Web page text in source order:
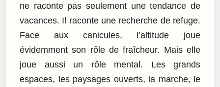
ne raconte pas seulement une tendance de
vacances. Il raconte une recherche de refuge.
Face aux canicules, l’altitude joue
évidemment son rôle de fraîcheur. Mais elle
joue aussi un rôle mental. Les grands
espaces, les paysages ouverts, la marche, le